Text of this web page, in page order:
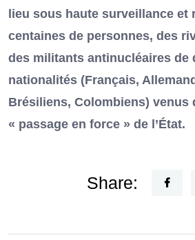
lieu sous haute surveillance et
centaines de personnes, des
des militants antinucléaires de
nationalités (Français,
Brésiliens, Colombiens) venus
« passage en force » de l’État.
Share: